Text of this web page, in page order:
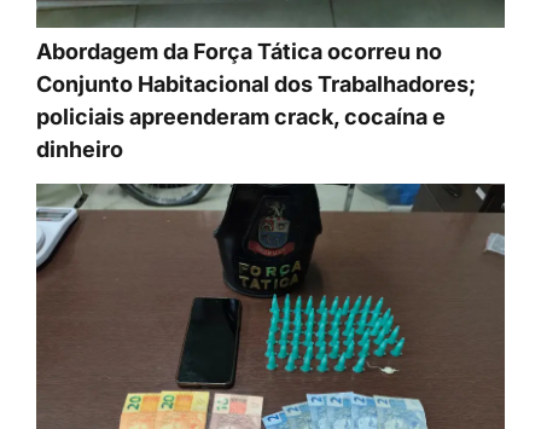
Abordagem da Força Tática ocorreu no
Conjunto Habitacional dos Trabalhadores;
policiais apreenderam crack, cocaína e
dinheiro